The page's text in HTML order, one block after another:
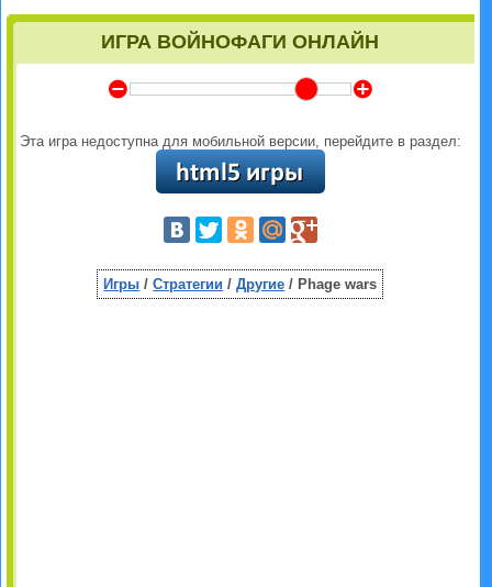
ИГРА ВОЙНОФАГИ ОНЛАЙН
Y Z
Эта игра недоступна для мобильной версии, перейдите в раздел:
Игры /Стратегии /Другие / Phage wars